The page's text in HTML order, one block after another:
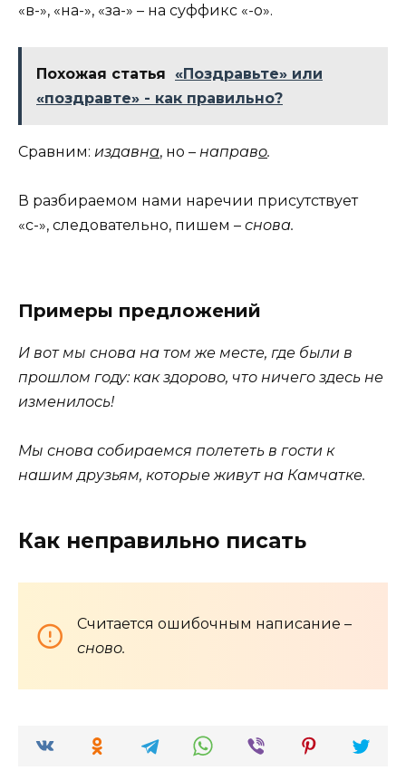
«в-», «на-», «за-» – на суффикс «-о».
Похожая статья
«Поздравьте» или
«поздравте» - как правильно?
Сравним: издавна, но – направо.
В разбираемом нами наречии присутствует
«с-», следовательно, пишем – снова.
Примеры предложений
И вот мы снова на том же месте, где были в
прошлом году: как здорово, что ничего здесь не
изменилось!
Мы снова собираемся полететь в гости к
нашим друзьям, которые живут на Камчатке.
Как неправильно писать
Считается ошибочным написание –
сново.